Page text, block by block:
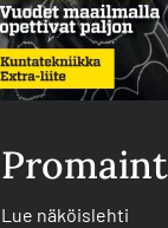
Lue näköislehti